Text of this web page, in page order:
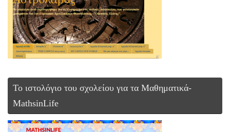
To ιστολόγιο του σχολείου για τα Μαθηματικά-
MathsinLife